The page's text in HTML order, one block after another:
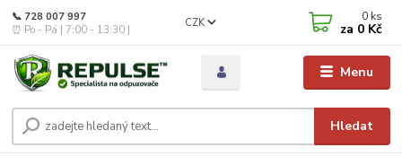
Menu
CZK
Hledat
📞 728 007 997
⏰ Po - Pá | 7:00 - 13:30 |
0 ks
za 0 Kč